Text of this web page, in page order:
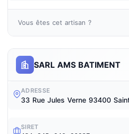
Vous êtes cet artisan ?
SARL AMS BATIMENT
ADRESSE
33 Rue Jules Verne 93400
SIRET